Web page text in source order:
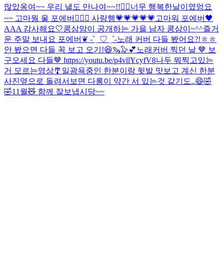
많았옹여~~ 우리 낼도 만나여~~!!🏴‍☠️너무 행복한날이였엉요
~~ 고마웡 울 포에버🙆🏼‍♀️ 사랑행💗💗💗💗💗 고마워 포에버🖤
AAA 감사해요🤍콩삼맘이 공개하는 가을 남자 콩삼이~^^즐거
운 주말 보내요 포에버❦ ˗ˋˏ ♡ ˎˊ˗노래 커버 다들 봤어요?!ㅎㅎ
안 봤으면 다들 꼭 보고 오기!😆🦦🦭💕 노래커버 찍던 날 🤎 보
구오세요 다들🤎 https://youtu.be/p4vllYcyfV8나두 뭐찍고있는
거 모르는영상🎐 일광욕중인 한분이랑 뒷발 맛보고 계신 한분
사진옆으로 돌려서보면 다롱이 약간 서 있는것 같기도..😄🤣
🤣11월🧸 함께 잘보냅시당~~